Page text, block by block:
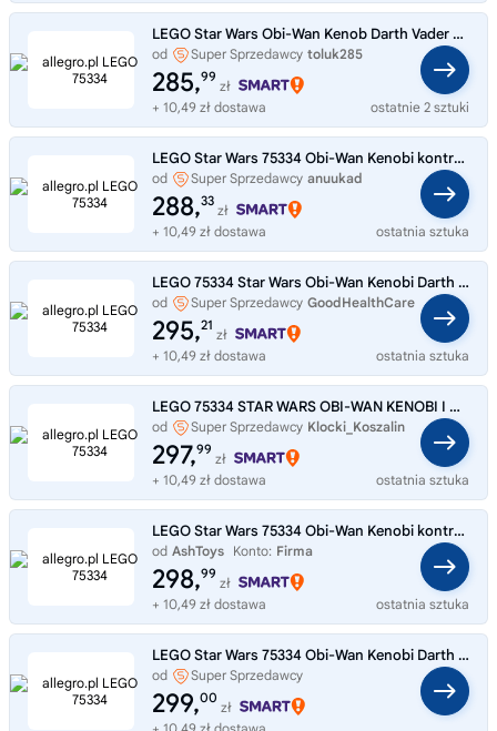
LEGO Star Wars Obi-Wan Kenob Darth Vader 75334
od Super Sprzedawcy toluk285
285,99
zł
+ 10,49 zł dostawa
ostatnie 2 sztuki
LEGO Star Wars 75334 Obi-Wan Kenobi kontra Darth Vader
od Super Sprzedawcy anuukad
288,33
zł
+ 10,49 zł dostawa
ostatnia sztuka
LEGO 75334 Star Wars Obi-Wan Kenobi Darth Vader
od Super Sprzedawcy GoodHealthCare
295,21
zł
+ 10,49 zł dostawa
ostatnia sztuka
LEGO 75334 STAR WARS OBI-WAN KENOBI I DARTH VADER
od Super Sprzedawcy Klocki_Koszalin
297,99
zł
+ 10,49 zł dostawa
ostatnia sztuka
LEGO Star Wars 75334 Obi-Wan Kenobi kontra Darth Vader
od AshToys Konto: Firma
298,99
zł
+ 10,49 zł dostawa
ostatnia sztuka
LEGO Star Wars 75334 Obi-Wan Kenobi Darth Vader
od
Super Sprzedawcy
PiasecznoZabawki
299,00
zł